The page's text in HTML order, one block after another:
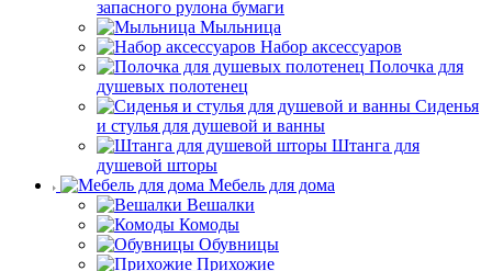
запасного рулона бумаги
Мыльница
Набор аксессуаров
Полочка для
душевых полотенец
Сиденья
и стулья для душевой и ванны
Штанга для
душевой шторы
Мебель для дома
Вешалки
Комоды
Обувницы
Прихожие